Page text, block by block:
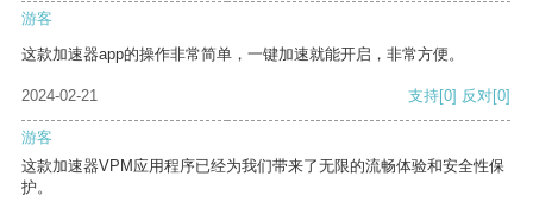
游客
这款加速器app的操作非常简单，一键加速就能开启，非常方便。
2024-02-21 支持[0] 反对[0]
游客
这款加速器VPM应用程序已经为我们带来了无限的流畅体验和安全性保
护。